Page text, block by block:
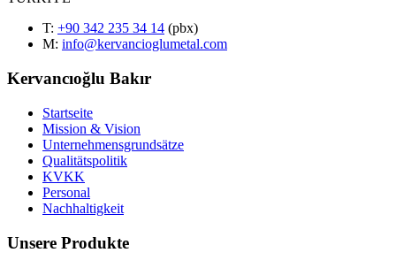
T: +90 342 235 34 14 (pbx)
M: info@kervancioglumetal.com
Kervancıoğlu Bakır
Startseite
Mission & Vision
Unternehmensgrundsätze
Qualitätspolitik
KVKK
Personal
Nachhaltigkeit
Unsere Produkte